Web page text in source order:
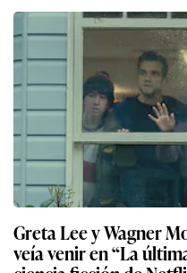
Greta Lee y Wagner
veía venir en “La